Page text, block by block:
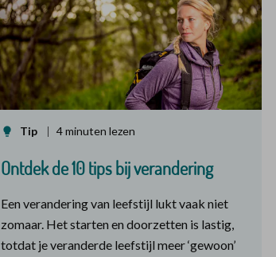
Tip 4 minuten lezen
Ontdek de 10 tips bij verandering
Een verandering van leefstijl lukt vaak niet
zomaar. Het starten en doorzetten is lastig,
totdat je veranderde leefstijl meer ‘gewoon’